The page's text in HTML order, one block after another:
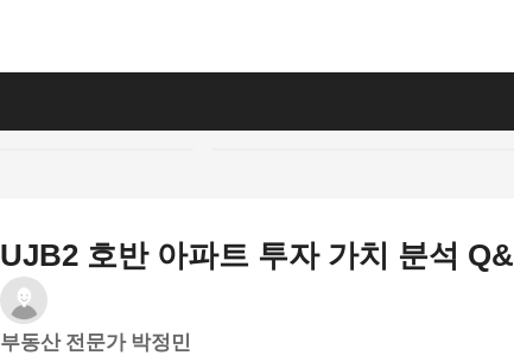
UJB2 호반 아파트 투자 가치 분석
부동산 전문가 박정민